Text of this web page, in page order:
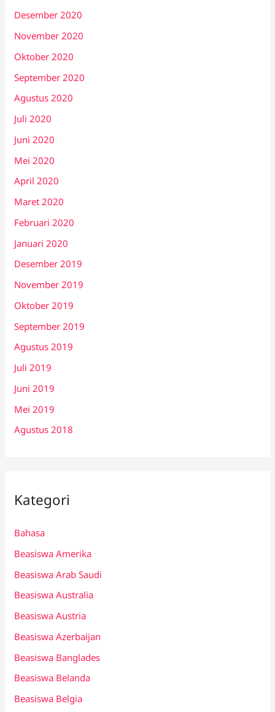
Desember 2020
November 2020
Oktober 2020
September 2020
Agustus 2020
Juli 2020
Juni 2020
Mei 2020
April 2020
Maret 2020
Februari 2020
Januari 2020
Desember 2019
November 2019
Oktober 2019
September 2019
Agustus 2019
Juli 2019
Juni 2019
Mei 2019
Agustus 2018
Kategori
Bahasa
Beasiswa Amerika
Beasiswa Arab Saudi
Beasiswa Australia
Beasiswa Austria
Beasiswa Azerbaijan
Beasiswa Banglades
Beasiswa Belanda
Beasiswa Belgia